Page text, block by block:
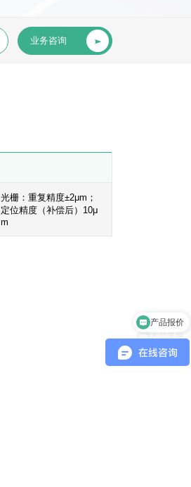
业务咨询
光栅：重复精度±2μm；
定位精度（补偿后）10μ
m
产品手册